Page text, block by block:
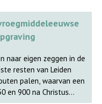
resten van Leiden
palen, waarvan een
en 900 na Christus